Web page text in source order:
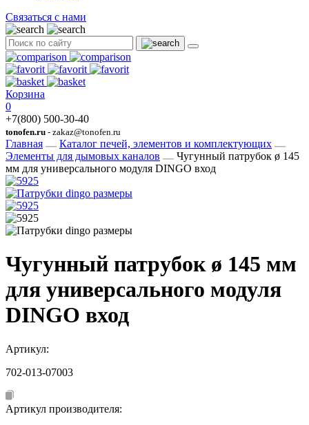
Связаться с нами
Корзина
0
+7(800) 500-30-40
tonofen.ru - zakaz@tonofen.ru
Главная
Каталог печей, элементов и комплектующих
Элементы для дымовых каналов
Чугунный патрубок ø 145
мм для универсального модуля DINGO вход
Чугунный патрубок ø 145 мм
для универсального модуля
DINGO вход
Артикул:
702-013-07003
Артикул производителя: